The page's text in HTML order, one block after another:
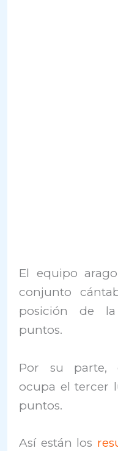
El equipo
conjunto
posición de
puntos.
Por su parte,
ocupa el tercer
puntos.
Así están los